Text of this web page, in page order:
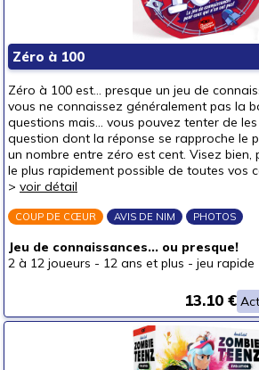
Zéro à 100
Zéro à 100 est... presque un jeu de
vous ne connaissez généralement pas la
questions mais... vous pouvez tenter de
question dont la réponse se rapproche le
un nombre entre zéro est cent. Visez
le plus rapidement possible de toutes vos
> voir détail
COUP DE CŒUR AVIS DE NIM PHOTOS
Jeu de connaissances... ou presque!
2 à 12 joueurs - 12 ans et plus - jeu rapide
13.10 €